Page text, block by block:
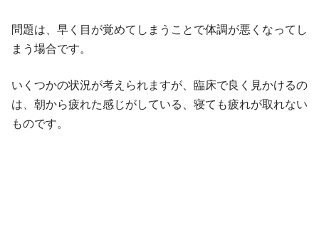
問題は、早く目が覚めてしまうことで体調が悪くなってし
まう場合です。
いくつかの状況が考えられますが、臨床で良く見かけるの
は、朝から疲れた感じがしている、寝ても疲れが取れない
ものです。